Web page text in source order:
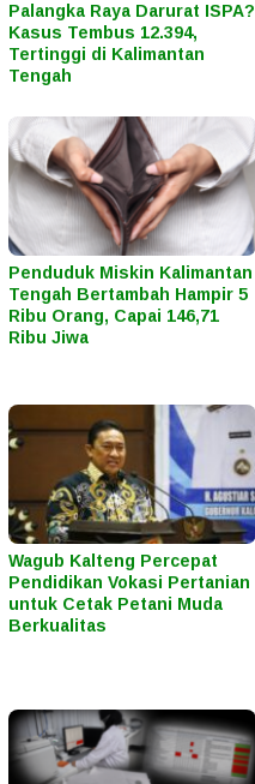
Palangka Raya Darurat ISPA?
Kasus Tembus 12.394,
Tertinggi di Kalimantan
Tengah
Penduduk Miskin Kalimantan
Tengah Bertambah Hampir 5
Ribu Orang, Capai 146,71
Ribu Jiwa
Wagub Kalteng Percepat
Pendidikan Vokasi Pertanian
untuk Cetak Petani Muda
Berkualitas